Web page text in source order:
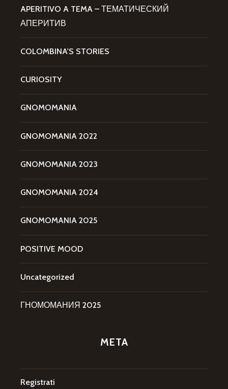
APERITIVO A TEMA – ТЕМАТИЧЕСКИЙ
АПЕРИТИВ
COLOMBINA'S STORIES
CURIOSITY
GNOMOMANIA
GNOMOMANIA 2022
GNOMOMANIA 2023
GNOMOMANIA 2024
GNOMOMANIA 2025
POSITIVE MOOD
Uncategorized
ГНОМОМАНИЯ 2025
META
Registrati